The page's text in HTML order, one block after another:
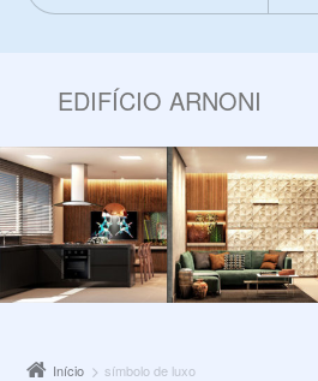
EDIFÍCIO ARNONI
Início símbolo de luxo